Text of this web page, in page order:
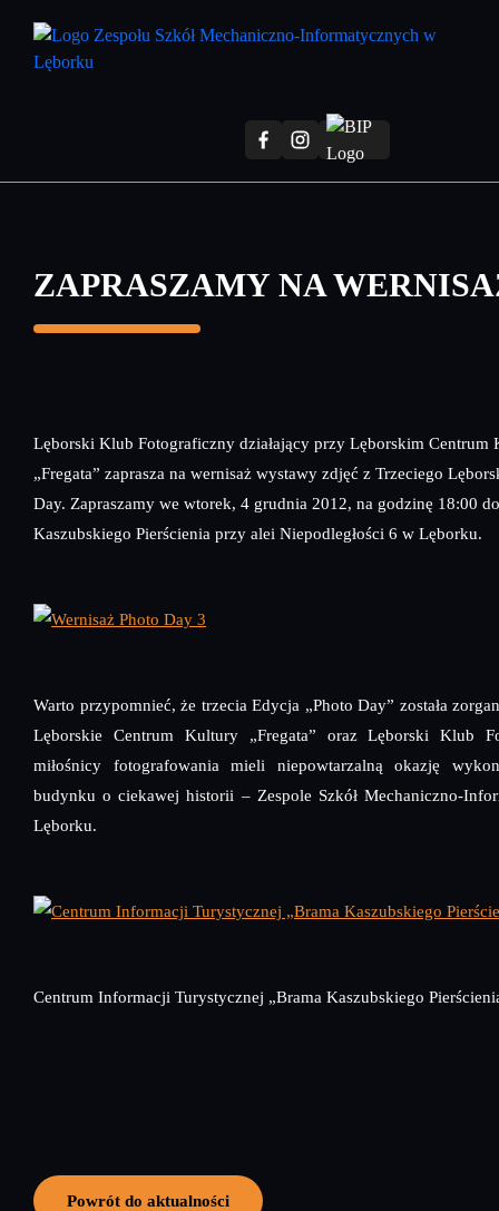
treści
ZAPRASZAMY NA
Lęborski Klub Fotograficzny działający przy Lęborskim Centrum
„Fregata” zaprasza na wernisaż wystawy zdjęć z Trzeciego
Day. Zapraszamy we wtorek, 4 grudnia 2012, na godzinę 18:00
Kaszubskiego Pierścienia przy alei Niepodległości 6 w Lęborku.
Warto przypomnieć, że trzecia Edycja „Photo Day” została
Lęborskie Centrum Kultury „Fregata” oraz Lęborski Klub
miłośnicy fotografowania mieli niepowtarzalną okazję
budynku o ciekawej historii – Zespole Szkół Mechaniczno-
Lęborku.
Centrum Informacji Turystycznej „Brama Kaszubskiego
Powrót do aktualności